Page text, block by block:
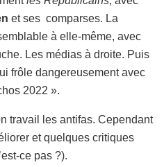
et ses comparses. La
à elle-même, avec
Les médias à droite. Puis
frôle dangereusement avec
2022 ».
travail les antifas. Cependant
et quelques critiques
ce pas ?).